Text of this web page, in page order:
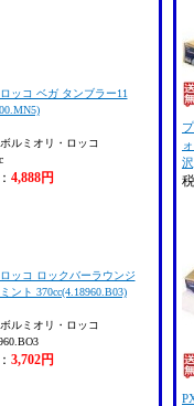
ッコ ベガ タンブラー11
ルミオリ・ロッコ
4,888円
ッコ ロックバーラウンジ
ント 370cc(4.18960.B03)
ルミオリ・ロッコ
3,702円